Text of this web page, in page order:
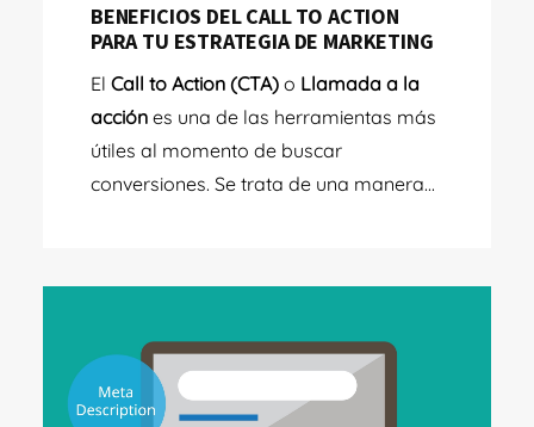
BENEFICIOS DEL CALL TO ACTION
PARA TU ESTRATEGIA DE MARKETING
El Call to Action (CTA) o Llamada a la
acción es una de las herramientas más
útiles al momento de buscar
conversiones. Se trata de una manera...